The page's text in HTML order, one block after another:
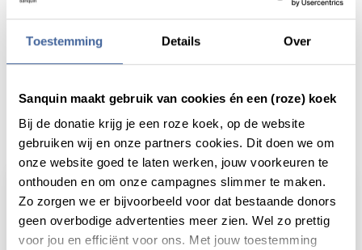
Toestemming Details Over
Sanquin maakt gebruik van cookies én een (roze) koek
Bij de donatie krijg je een roze koek, op de website
gebruiken wij en onze partners cookies. Dit doen we om
onze website goed te laten werken, jouw voorkeuren te
onthouden en om onze campagnes slimmer te maken.
Zo zorgen we er bijvoorbeeld voor dat bestaande donors
geen overbodige advertenties meer zien. Wel zo prettig
voor jou en efficiënt voor ons. Met jouw toestemming
Actueel